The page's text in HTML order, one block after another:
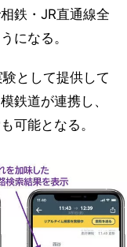
鉄・JR直通線全
になる。
として提供して
鉄道が連携し、
可能となる。